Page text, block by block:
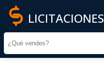
LICITACIONES